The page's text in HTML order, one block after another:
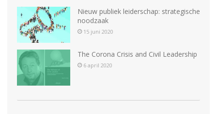
Nieuw publiek leiderschap: strategische
noodzaak
15 juni 2020
The Corona Crisis and Civil Leadership
6 april 2020